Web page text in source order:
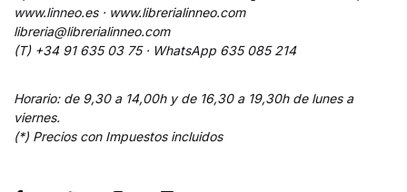
www.linneo.es · www.librerialinneo.com
libreria@librerialinneo.com
(T) +34 91 635 03 75 · WhatsApp 635 085 214
Horario: de 9,30 a 14,00h y de 16,30 a 19,30h de lunes a
viernes.
(*) Precios con Impuestos incluidos